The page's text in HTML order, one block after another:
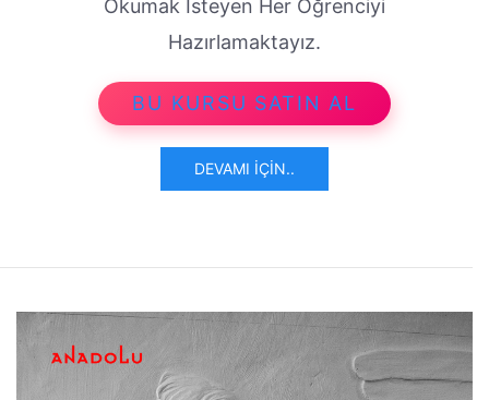
Okumak İsteyen Her Öğrenciyi
Hazırlamaktayız.
BU KURSU SATIN AL
DEVAMI İÇIN..